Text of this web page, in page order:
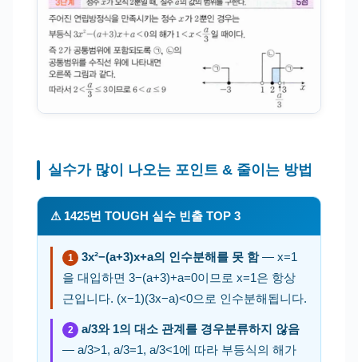
실수가 많이 나오는 포인트 & 줄이는 방법
⚠ 1425번 TOUGH 실수 빈출 TOP 3
1 3x²−(a+3)x+a의 인수분해를 못 함— x=1
을 대입하면 3−(a+3)+a=0이므로 x=1은 항상
근입니다. (x−1)(3x−a)<0으로 인수분해됩니다.
2
a/3와 1의 대소 관계를 경우분류하지 않음
— a/3>1, a/3=1, a/3<1에 따라 부등식의 해가